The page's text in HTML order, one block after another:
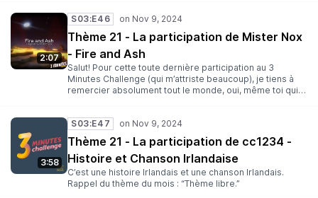
2:07
S03:E46
Thème 21 - La participation de Mister Nox
- Fire and Ash
Salut! Pour cette toute dernière participation au 3
Minutes Challenge (qui m’attriste beaucoup), je tiens à
remercier absolument tout le monde, oui, même toi qui lit
challenge, j’ai vraiment kiffé participer et je serais ravis si
un challenge similaire faisait surface heheh Dans tous les
cas, cette participation se nomme “Fire and Ash” (Feu et
Cendre en français). Pour celles et ceux qui ne le savent
pas, je poste mes musiques sur la chaîne YouTube
Musicale ainsi que sur Spotify et tous les autres médias,
si Clegot est assez gentil (ce que je ne doute pas), il
3:58
S03:E47
Thème 21 - La participation de cc1234 -
Histoire et Chanson Irlandaise
C’est une histoire Irlandais et une chanson Irlandais.
Rappel du thème du mois : “Thème libre.”